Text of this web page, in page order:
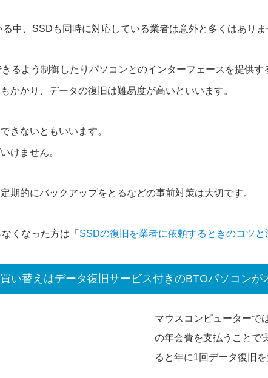
中、SSDも同時に対応している業者は意外と多くはありま
るよう制御したりパソコンとのインターフェースを提供す
かかり、データの復旧は難易度が高いといいます。
きないともいいます。
けません。
期的にバックアップをとるなどの事前対策は大切です。
くなった方は「 SSDの復旧を業者に依頼するときのコツと
い替えはデータ復旧サービス付きのBTOパソコンが
マウスコンピューターで
の年会費を支払うことで
ると年に1回データ復旧